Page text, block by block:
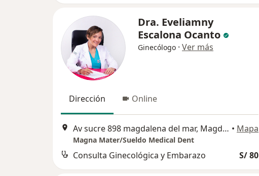
Dra. Eveliamny
Escalona Ocanto
Ginecólogo · Ver más
Dirección Online
Av sucre 898 magdalena del mar, Magdalena del Mar • Mapa
Magna Mater/Sueldo Medical Dent
Consulta Ginecológica y Embarazo S/ 80